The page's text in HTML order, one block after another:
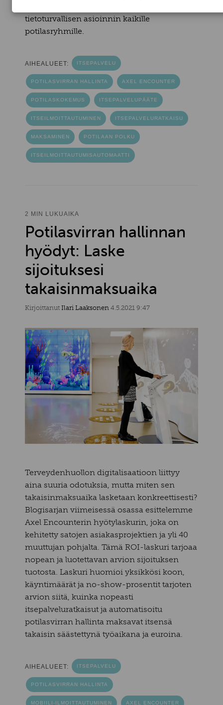
tietoturvallisen asioinnin kaikille
potilasryhmille.
AIHEALUEET: ITSEPALVELU
POTILASVIRRAN HALLINTA AXEL ENCOUNTER
POTILASKOKEMUS ITSEPALVELUPÄÄTE
ITSEILMOITTAUTUMINEN ITSEPALVELURATKAISU
MAKSAMINEN POTILAAN POLKU
ITSEILMOITTAUTUMISAUTOMAATTI
2 MIN LUKUAIKA
Potilasvirran hallinnan
hyödyt: Laske
sijoituksesi
takaisinmaksuaika
Kirjoittanut Ilari Laaksonen 4.5.2021 9:47
Terveydenhuollon digitalisaatioon liittyy
aina suuria odotuksia, mutta miten sen
takaisinmaksuaika lasketaan konkreettisesti?
Blogisarjan viimeisessä osassa esittelemme
Axel Encounterin hyötylaskurin, joka on
kehitetty satojen asiakasprojektien ja yli 40
muuttujan pohjalta. Tämä ROI-laskuri tarjoaa
nopean ja luotettavan arvion sijoituksen
tuotosta. Laskuri huomioi yksikkösi koon,
käyntimäärät ja no-show-prosentit tarjoten
arvion siitä, kuinka nopeasti
itsepalveluratkaisut ja automatisoitu
potilasvirran hallinta maksavat itsensä
takaisin säästettynä työaikana ja euroina.
AIHEALUEET: ITSEPALVELU
POTILASVIRRAN HALLINTA
MOBIILI-ILMOITTAUTUMINEN AXEL ENCOUNTER